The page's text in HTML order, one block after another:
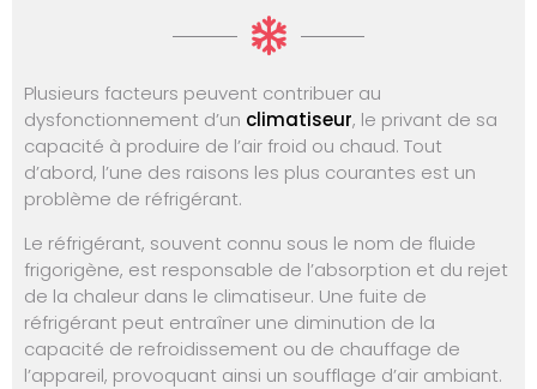
Plusieurs facteurs peuvent contribuer au
dysfonctionnement d’un climatiseur, le privant de sa
capacité à produire de l’air froid ou chaud. Tout
d’abord, l’une des raisons les plus courantes est un
problème de réfrigérant.
Le réfrigérant, souvent connu sous le nom de fluide
frigorigène, est responsable de l’absorption et du rejet
de la chaleur dans le climatiseur. Une fuite de
réfrigérant peut entraîner une diminution de la
capacité de refroidissement ou de chauffage de
l’appareil, provoquant ainsi un soufflage d’air ambiant.